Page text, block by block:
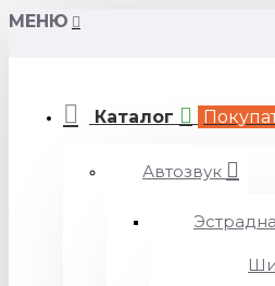
МЕНЮ
Каталог
Автозвук